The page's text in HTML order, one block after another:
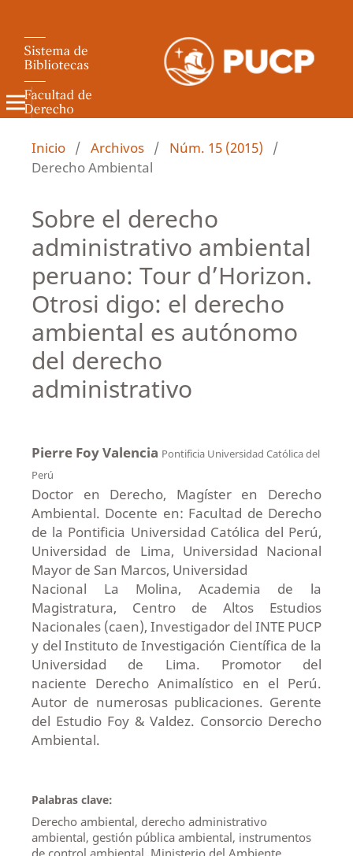
Revista de Derecho Administrativo
Inicio / Archivos / Núm. 15 (2015)
/
Derecho Ambiental
Sobre el derecho
administrativo ambiental
peruano: Tour d’Horizon.
Otrosi digo: el derecho
ambiental es autónomo
del derecho
administrativo
Pierre Foy Valencia Pontificia Universidad Católica del
Perú
Doctor en Derecho, Magíster en Derecho
Ambiental. Docente en: Facultad de Derecho
de la Pontificia Universidad Católica del Perú,
Universidad de Lima, Universidad Nacional
Mayor de San Marcos, Universidad
Nacional La Molina, Academia de la
Magistratura, Centro de Altos Estudios
Nacionales (caen), Investigador del INTE PUCP
y del Instituto de Investigación Científica de la
Universidad de Lima. Promotor del
naciente Derecho Animalístico en el Perú.
Autor de numerosas publicaciones. Gerente
del Estudio Foy & Valdez. Consorcio Derecho
Ambiental.
Palabras clave:
Derecho ambiental, derecho administrativo
ambiental, gestión pública ambiental, instrumentos
de control ambiental, Ministerio del Ambiente